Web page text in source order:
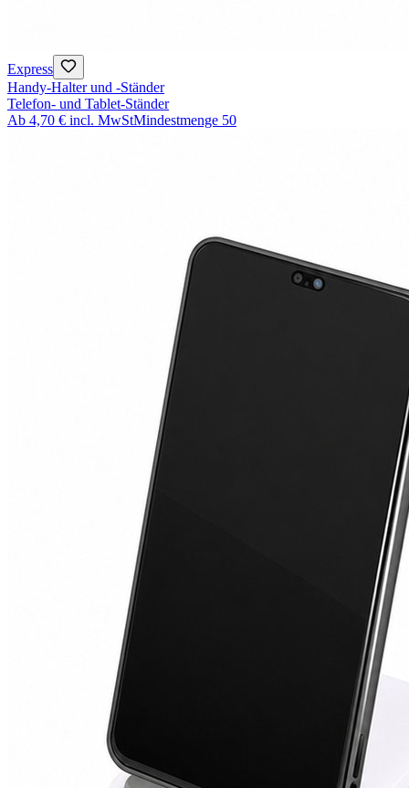
Express
Handy-Halter und -Ständer
Telefon- und Tablet-Ständer
Ab 4,70 € incl. MwStMindestmenge 50